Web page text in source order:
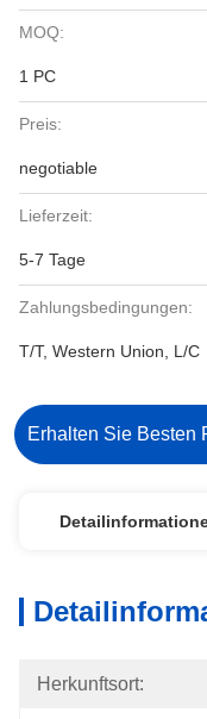
MOQ:
1 PC
Preis:
negotiable
Lieferzeit:
5-7 Tage
Zahlungsbedingungen:
T/T, Western Union, L/C
Erhalten Sie Besten
Herkunftsort: